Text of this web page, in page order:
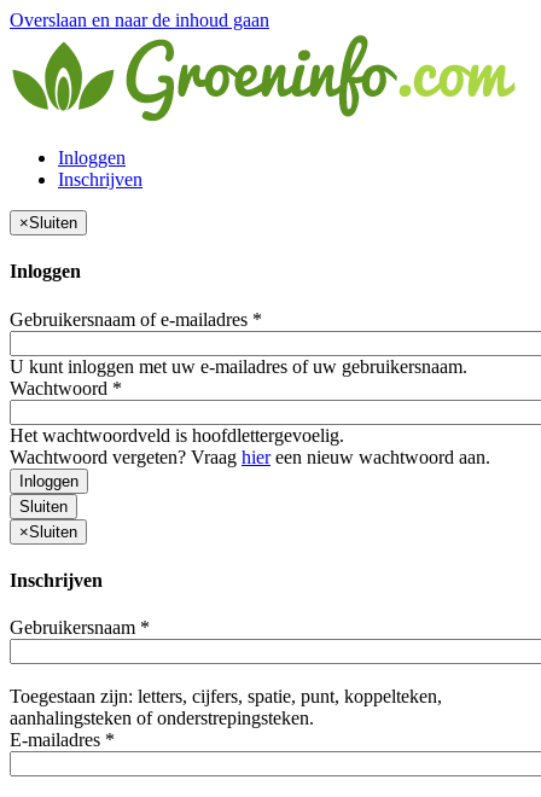
Overslaan en naar de inhoud gaan
Inloggen
Inschrijven
×Sluiten
Inloggen
Gebruikersnaam of e-mailadres *
U kunt inloggen met uw e-mailadres of uw gebruikersnaam.
Wachtwoord *
Het wachtwoordveld is hoofdlettergevoelig.
Wachtwoord vergeten? Vraag hiereen nieuw wachtwoord aan.
Inloggen
Sluiten
×Sluiten
Inschrijven
Gebruikersnaam *
Toegestaan zijn: letters, cijfers, spatie, punt, koppelteken,
aanhalingsteken of onderstrepingsteken.
E-mailadres *